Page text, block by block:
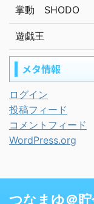
掌動 SHODO
遊戯王
メタ情報
ログイン
投稿フィード
コメントフィード
WordPress.org
つなまゆ＠